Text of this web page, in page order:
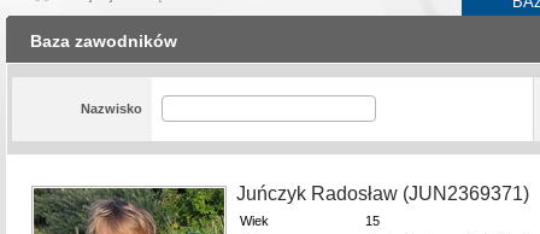
Baza zawodników
Nazwisko
Juńczyk Radosław (JUN2369371)
Wiek
15